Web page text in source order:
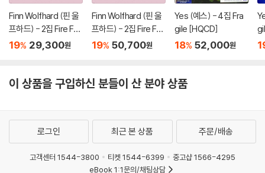
Finn Wolfhard (핀 울
프하드) - 2집 Fire Fro
m The Hip
19% 29,300원
Finn Wolfhard (핀 울
프하드) - 2집 Fire Fro
m The Hip [컬러 LP]
19% 50,700원
Yes (예스) - 4집 Fra
gile [HQCD]
18% 52,000원
-
이 상품을 구입하신 분들이 산 분야 상품
로그인 최근 본 상품 주문/배송
고객센터 1544-3800 티켓 1544-6399
중고샵 1566-4295
eBook 1:1문의/채팅상담